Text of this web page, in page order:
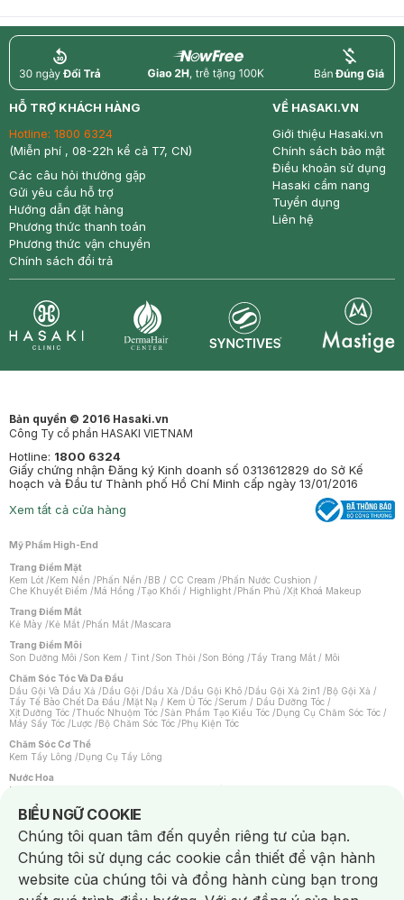
return nowfree price
HỖ TRỢ KHÁCH HÀNG
Hotline: 1800 6324
(Miễn phí , 08-22h kể cả T7, CN)
Các câu hỏi thường gặp
Gửi yêu cầu hỗ trợ
Hướng dẫn đặt hàng
Phương thức thanh toán
Phương thức vận chuyển
Chính sách đổi trả
VỀ HASAKI.VN
Giới thiệu Hasaki.vn
Chính sách bảo mật
Điều khoản sử dụng
Hasaki cẩm nang
Tuyển dụng
Liên hệ
Bản quyền © 2016 Hasaki.vn
Công Ty cổ phần HASAKI VIETNAM
Hotline: 1800 6324
Giấy chứng nhận Đăng ký Kinh doanh số 0313612829 do Sở Kế
hoạch và Đầu tư Thành phố Hồ Chí Minh cấp ngày 13/01/2016
Xem tất cả cửa hàng
Mỹ Phẩm High-End
Trang Điểm Mặt
Kem Lót /Kem Nền /Phấn Nền /BB / CC Cream /Phấn Nước Cushion /
Che Khuyết Điểm /Má Hồng /Tạo Khối / Highlight /Phấn Phủ /Xịt Khoá Makeup
Trang Điểm Mắt
Kẻ Mày /Kẻ Mắt /Phấn Mắt /Mascara
Trang Điểm Môi
Son Dưỡng Môi /Son Kem / Tint /Son Thỏi /Son Bóng /Tẩy Trang Mắt / Môi
Chăm Sóc Tóc Và Da Đầu
Dầu Gội Và Dầu Xả /Dầu Gội /Dầu Xả /Dầu Gội Khô /Dầu Gội Xả 2in1 /Bộ Gội Xả /
Tẩy Tế Bào Chết Da Đầu /Mặt Nạ / Kem Ủ Tóc /Serum / Dầu Dưỡng Tóc /
Xịt Dưỡng Tóc /Thuốc Nhuộm Tóc /Sản Phẩm Tạo Kiểu Tóc /Dụng Cụ Chăm Sóc Tóc /
Máy Sấy Tóc /Lược /Bộ Chăm Sóc Tóc /Phụ Kiện Tóc
Chăm Sóc Cơ Thể
Kem Tẩy Lông /Dụng Cụ Tẩy Lông
Nước Hoa
Nước Hoa Nữ
Chăm Sóc Cá Nhân
Chống Muỗi /Khẩu Trang /Máy Massage/Mặt Nạ Xông Hơi /Nước Rửa Tay/
Sản Phẩm Chăm Sóc Khác /Bàn Chải Đánh Răng /Bàn Chải Điện/
Hỗ Trợ Trắng Răng/Kem Đánh Răng /Máy Tăm Nước/ Nước Súc Miệng/
Tăm / Chỉ Nha Khoa/ Xịt Thơm Miệng / Dung Dịch Vệ Sinh/Dưỡng Vùng Kín/
Khăn Ướt Vệ Sinh Vùng Kín/Băng Vệ Sinh/Tampon/Bọt Cạo Râu /Dao Cạo Râu/
Máy Cạo Râu
BIỂU NGỮ COOKIE
Notice about cookies usage
Chúng tôi quan tâm đến quyền riêng tư của bạn.
Chúng tôi sử dụng các cookie cần thiết để vận hành
website của chúng tôi và đồng hành cùng bạn trong